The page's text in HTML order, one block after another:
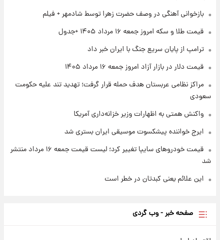
جزئیات فعال‌سازی «کیف پول ایران» اعلام
شد+فیلم
۱ روز پیش
تغییر تند قیمت محصولات ایران‌خودرو و سایپا
امروز پنجشنبه ۱۵ مرداد ۱۴۰۵ +جدول
بازخوانی آهنگی در وصف حضرت زهرا توسط شادمهر + فیلم
قیمت طلا و سکه امروز جمعه ۱۶ مرداد ۱۴۰۵ +جدول
ترامپ از پایان سریع جنگ با ایران خبر داد
قیمت دلار در بازار آزاد امروز جمعه ۱۶ مرداد ۱۴۰۵
مراکز نظامی عربستان هدف حمله قرار گرفت؛ تهدید تند علیه حکومت
سعودی
واکنش همتی به اظهارات وزیر خزانه‌داری آمریکا
ایرج خواننده پیشکسوت موسیقی ایران بستری شد
قیمت خودروهای سایپا تغییر کرد؛ لیست قیمت جمعه ۱۶ مرداد منتشر
شد
این علائم یعنی کبدتان در خطر است
صفحه خبر - وب گردی